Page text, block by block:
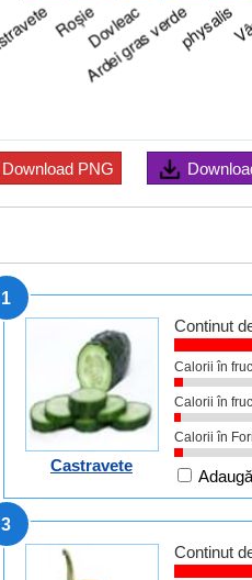
Download PNG
1
Castravete
Continut
Calorii în
Calorii în
Calorii în
3
Continut